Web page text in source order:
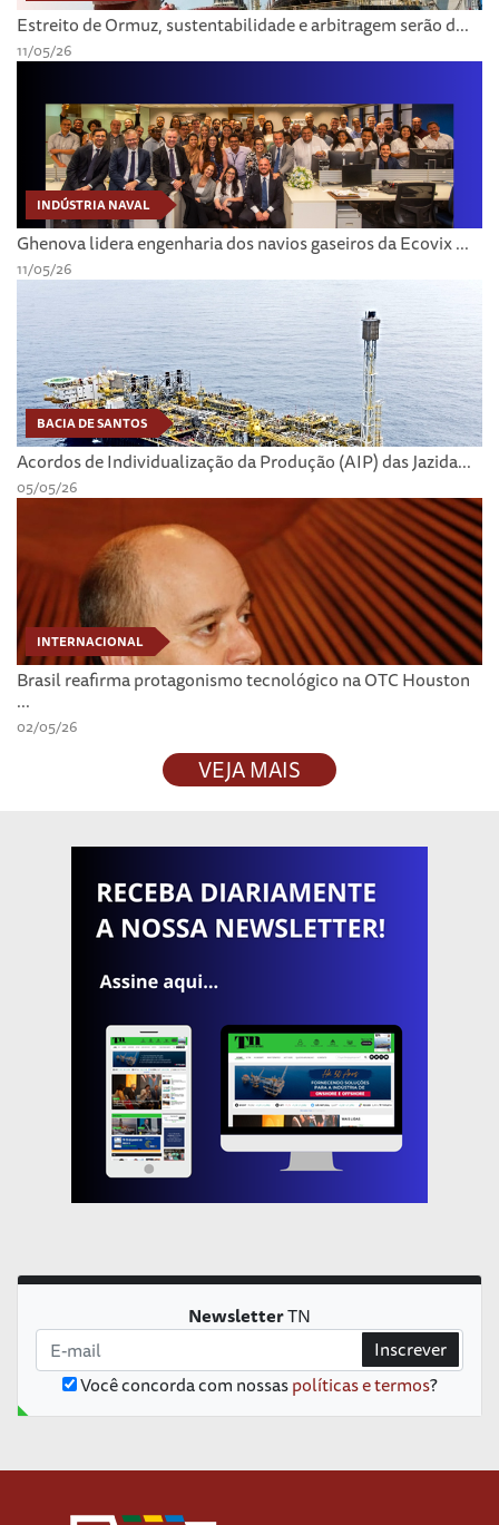
Estreito de Ormuz, sustentabilidade e arbitragem serão d...
11/05/26
INDÚSTRIA NAVAL
Ghenova lidera engenharia dos navios gaseiros da Ecovix ...
11/05/26
BACIA DE SANTOS
Acordos de Individualização da Produção (AIP) das Jazida...
05/05/26
INTERNACIONAL
Brasil reafirma protagonismo tecnológico na OTC Houston
...
02/05/26
VEJA MAIS
NewsletterTN
Você concorda com nossaspolíticas e termos?
Inscrever